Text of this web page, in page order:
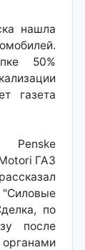
нашла
50%
газета
Penske
ГАЗ
по
после